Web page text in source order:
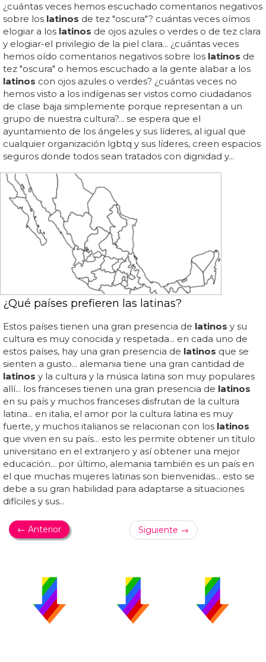
¿cuántas veces hemos escuchado comentarios negativos
sobre los latinos de tez "oscura"? cuántas veces oímos
elogiar a los latinos de ojos azules o verdes o de tez clara
y elogiar-el privilegio de la piel clara... ¿cuántas veces
hemos oído comentarios negativos sobre los latinos de
tez "oscura" o hemos escuchado a la gente alabar a los
latinos con ojos azules o verdes? ¿cuántas veces no
hemos visto a los indígenas ser vistos como ciudadanos
de clase baja simplemente porque representan a un
grupo de nuestra cultura?... se espera que el
ayuntamiento de los ángeles y sus líderes, al igual que
cualquier organización lgbtq y sus líderes, creen espacios
seguros donde todos sean tratados con dignidad y...
¿Qué países prefieren las latinas?
Estos países tienen una gran presencia de latinos y su
cultura es muy conocida y respetada... en cada uno de
estos países, hay una gran presencia de latinos que se
sienten a gusto... alemania tiene una gran cantidad de
latinos y la cultura y la música latina son muy populares
allí... los franceses tienen una gran presencia de latinos
en su país y muchos franceses disfrutan de la cultura
latina... en italia, el amor por la cultura latina es muy
fuerte, y muchos italianos se relacionan con los latinos
que viven en su país... esto les permite obtener un título
universitario en el extranjero y así obtener una mejor
educación... por último, alemania también es un país en
el que muchas mujeres latinas son bienvenidas... esto se
debe a su gran habilidad para adaptarse a situaciones
difíciles y sus...
← Anterior Siguiente →